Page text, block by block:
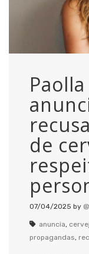
de
07/04/2025 by
anuncia,
propagandas,